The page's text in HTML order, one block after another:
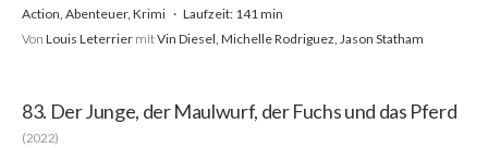
Action, Abenteuer, Krimi
Laufzeit: 141 min
Von Louis Leterrier mitVin Diesel, Michelle Rodriguez, Jason Statham
83. Der Junge, der Maulwurf, der Fuchs und das Pferd
(2022)